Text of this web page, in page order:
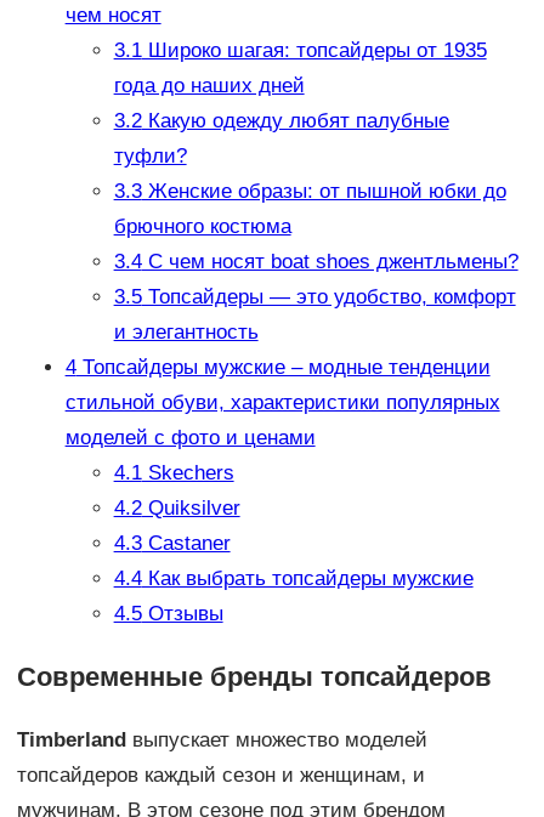
чем носят
3.1Широко шагая: топсайдеры от 1935
года до наших дней
3.2Какую одежду любят палубные
туфли?
3.3Женские образы: от пышной юбки до
брючного костюма
3.4С чем носят boat shoes джентльмены?
3.5Топсайдеры — это удобство, комфорт
и элегантность
4Топсайдеры мужские – модные тенденции
стильной обуви, характеристики популярных
моделей с фото и ценами
4.1Skechers
4.2Quiksilver
4.3Castaner
4.4Как выбрать топсайдеры мужские
4.5Отзывы
Современные бренды топсайдеров
Timberland выпускает множество моделей
топсайдеров каждый сезон и женщинам, и
мужчинам. В этом сезоне под этим брендом